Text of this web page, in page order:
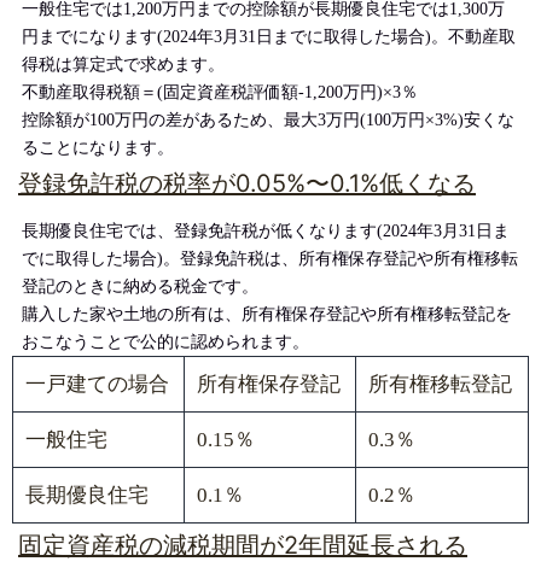
一般住宅では1,200万円までの控除額が長期優良住宅では1,300万
円までになります(2024年3月31日までに取得した場合)。不動産取
得税は算定式で求めます。
不動産取得税額＝(固定資産税評価額-1,200万円)×3％
控除額が100万円の差があるため、最大3万円(100万円×3%)安くな
ることになります。
登録免許税の税率が0.05%〜0.1%低くなる
長期優良住宅では、登録免許税が低くなります(2024年3月31日ま
でに取得した場合)。登録免許税は、所有権保存登記や所有権移転
登記のときに納める税金です。
購入した家や土地の所有は、所有権保存登記や所有権移転登記を
おこなうことで公的に認められます。
一戸建ての場合 所有権保存登記 所有権移転登記
一般住宅 0.15％ 0.3％
長期優良住宅 0.1％ 0.2％
固定資産税の減税期間が2年間延長される